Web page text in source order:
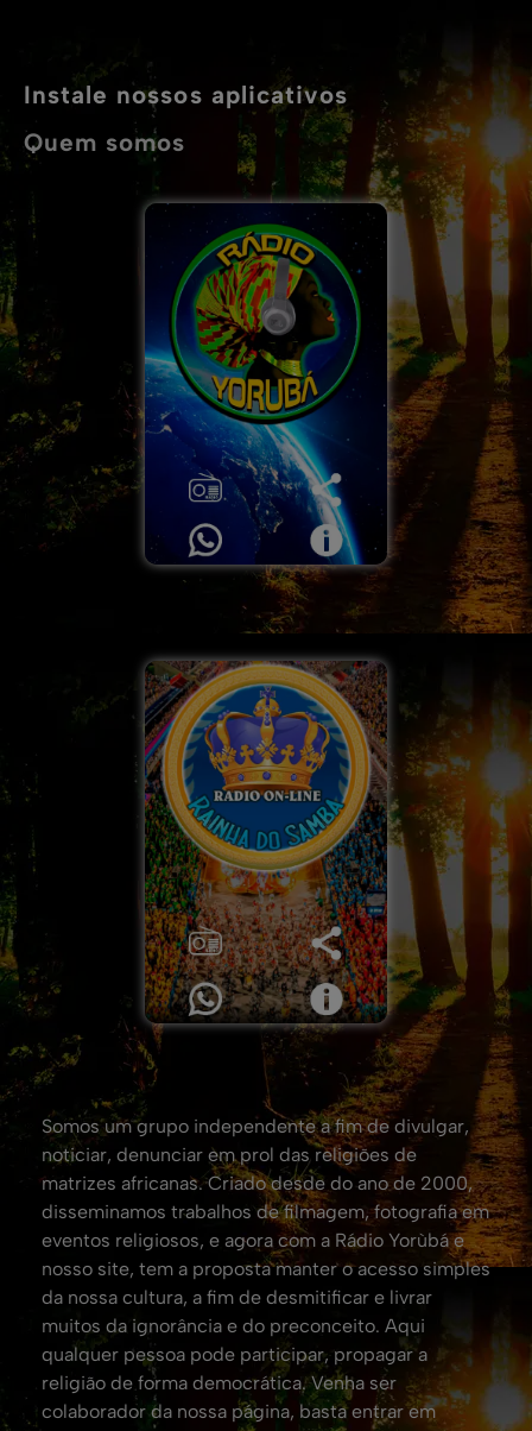
Instale nossos aplicativos
Quem somos
Somos um grupo independente a fim de divulgar,
noticiar, denunciar em prol das religiões de
matrizes africanas. Criado desde do ano de 2000,
disseminamos trabalhos de filmagem, fotografia em
eventos religiosos, e agora com a Rádio Yorùbá e
nosso site, tem a proposta manter o acesso simples
da nossa cultura, a fim de desmitificar e livrar
muitos da ignorância e do preconceito. Aqui
qualquer pessoa pode participar, propagar a
religião de forma democrática. Venha ser
colaborador da nossa página, basta entrar em